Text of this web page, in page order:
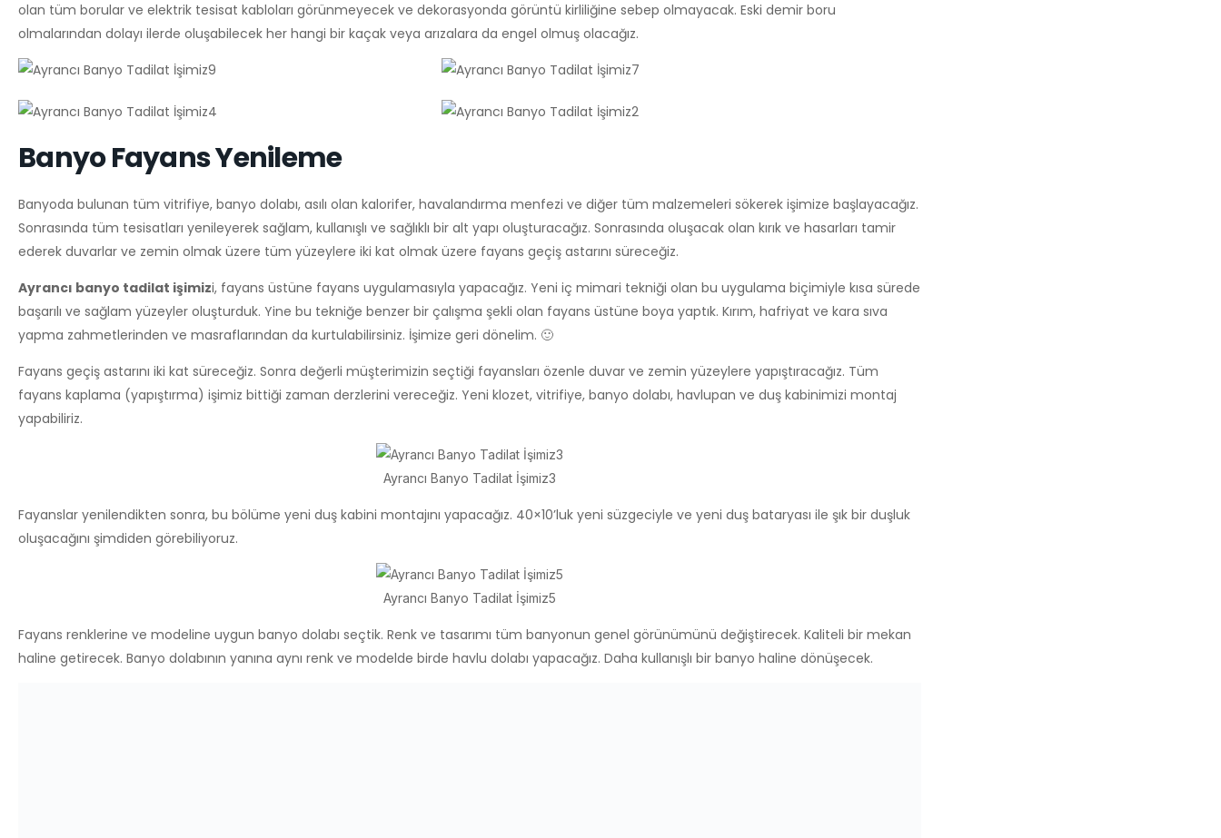
olan tüm borular ve elektrik tesisat kabloları görünmeyecek ve dekorasyonda görüntü kirliliğine sebep olmayacak. Eski demir boru
olmalarından dolayı ilerde oluşabilecek her hangi bir kaçak veya arızalara da engel olmuş olacağız.
Banyo Fayans Yenileme
Banyoda bulunan tüm vitrifiye, banyo dolabı, asılı olan kalorifer, havalandırma menfezi ve diğer tüm malzemeleri sökerek işimize başlayacağız.
Sonrasında tüm tesisatları yenileyerek sağlam, kullanışlı ve sağlıklı bir alt yapı oluşturacağız. Sonrasında oluşacak olan kırık ve hasarları tamir
ederek duvarlar ve zemin olmak üzere tüm yüzeylere iki kat olmak üzere fayans geçiş astarını süreceğiz.
Ayrancı banyo tadilat işimizi, fayans üstüne fayans uygulamasıyla yapacağız. Yeni iç mimari tekniği olan bu uygulama biçimiyle kısa sürede
başarılı ve sağlam yüzeyler oluşturduk. Yine bu tekniğe benzer bir çalışma şekli olan fayans üstüne boya yaptık. Kırım, hafriyat ve kara sıva
yapma zahmetlerinden ve masraflarından da kurtulabilirsiniz. İşimize geri dönelim. 🙂
Fayans geçiş astarını iki kat süreceğiz. Sonra değerli müşterimizin seçtiği fayansları özenle duvar ve zemin yüzeylere yapıştıracağız. Tüm
fayans kaplama (yapıştırma) işimiz bittiği zaman derzlerini vereceğiz. Yeni klozet, vitrifiye, banyo dolabı, havlupan ve duş kabinimizi montaj
yapabiliriz.
Ayrancı Banyo Tadilat İşimiz3
Fayanslar yenilendikten sonra, bu bölüme yeni duş kabini montajını yapacağız. 40×10’luk yeni süzgeciyle ve yeni duş bataryası ile şık bir duşluk
oluşacağını şimdiden görebiliyoruz.
Ayrancı Banyo Tadilat İşimiz5
Fayans renklerine ve modeline uygun banyo dolabı seçtik. Renk ve tasarımı tüm banyonun genel görünümünü değiştirecek. Kaliteli bir mekan
haline getirecek. Banyo dolabının yanına aynı renk ve modelde birde havlu dolabı yapacağız. Daha kullanışlı bir banyo haline dönüşecek.